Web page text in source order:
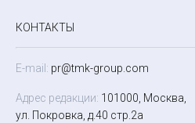
КОНТАКТЫ
E-mail: pr@tmk-group.com
Адрес редакции: 101000, Москва,
ул. Покровка, д.40 стр.2а